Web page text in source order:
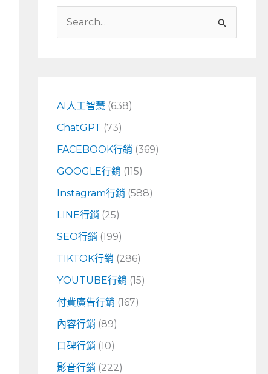
字
:
AI人工智慧 (638)
ChatGPT (73)
FACEBOOK行銷 (369)
GOOGLE行銷 (115)
Instagram行銷 (588)
LINE行銷 (25)
SEO行銷 (199)
TIKTOK行銷 (286)
YOUTUBE行銷 (15)
付費廣告行銷 (167)
內容行銷 (89)
口碑行銷 (10)
影音行銷 (222)